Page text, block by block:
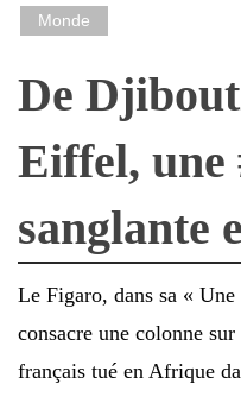
Monde
De
Eiffel, une
sanglante
Le Figaro, dans sa «
consacre une colonne
français tué en Afrique